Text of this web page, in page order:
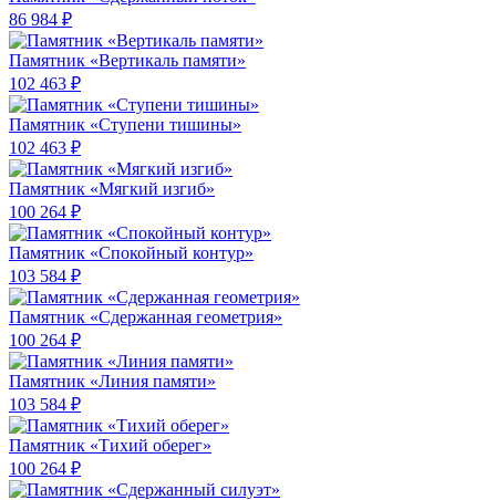
86 984 ₽
Памятник «Вертикаль памяти»
102 463 ₽
Памятник «Ступени тишины»
102 463 ₽
Памятник «Мягкий изгиб»
100 264 ₽
Памятник «Спокойный контур»
103 584 ₽
Памятник «Сдержанная геометрия»
100 264 ₽
Памятник «Линия памяти»
103 584 ₽
Памятник «Тихий оберег»
100 264 ₽